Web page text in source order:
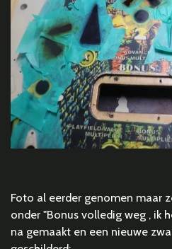
Foto al eerder genomen maar
onder "Bonus volledig weg , ik
na gemaakt en een nieuwe